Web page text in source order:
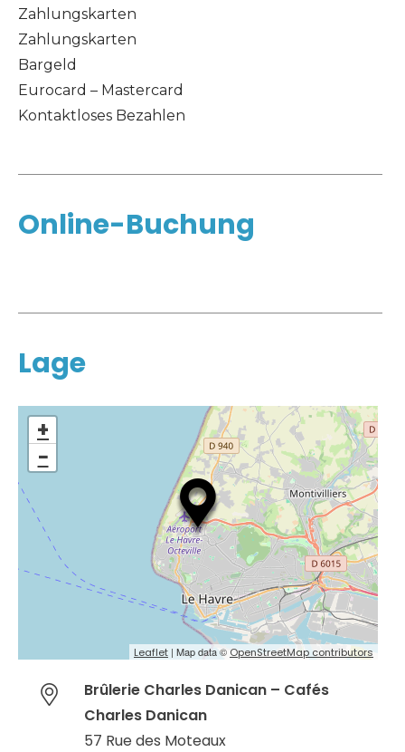
Zahlungskarten
Zahlungskarten
Bargeld
Eurocard – Mastercard
Kontaktloses Bezahlen
Online-Buchung
Lage
+
−
Leaflet | Map data © OpenStreetMap contributors
Brûlerie Charles Danican – Cafés
Charles Danican
57 Rue des Moteaux